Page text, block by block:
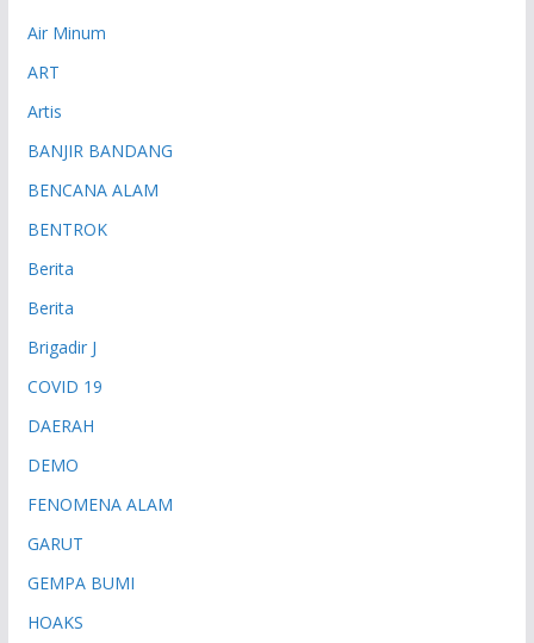
Air Minum
ART
Artis
BANJIR BANDANG
BENCANA ALAM
BENTROK
Berita
Berita
Brigadir J
COVID 19
DAERAH
DEMO
FENOMENA ALAM
GARUT
GEMPA BUMI
HOAKS